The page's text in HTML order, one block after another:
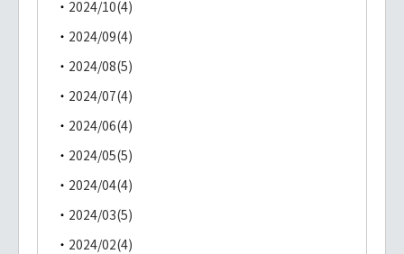
2024/10(4)
2024/09(4)
2024/08(5)
2024/07(4)
2024/06(4)
2024/05(5)
2024/04(4)
2024/03(5)
2024/02(4)